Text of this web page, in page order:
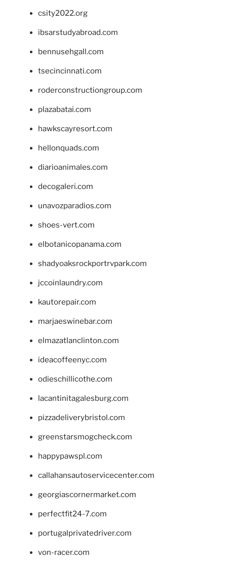
csity2022.org
ibsarstudyabroad.com
bennusehgall.com
tsecincinnati.com
roderconstructiongroup.com
plazabatai.com
hawkscayresort.com
hellonquads.com
diarioanimales.com
decogaleri.com
unavozparadios.com
shoes-vert.com
elbotanicopanama.com
shadyoaksrockportrvpark.com
jccoinlaundry.com
kautorepair.com
marjaeswinebar.com
elmazatlanclinton.com
ideacoffeenyc.com
odieschillicothe.com
lacantinitagalesburg.com
pizzadeliverybristol.com
greenstarsmogcheck.com
happypawspl.com
callahansautoservicecenter.com
georgiascornermarket.com
perfectfit24-7.com
portugalprivatedriver.com
von-racer.com